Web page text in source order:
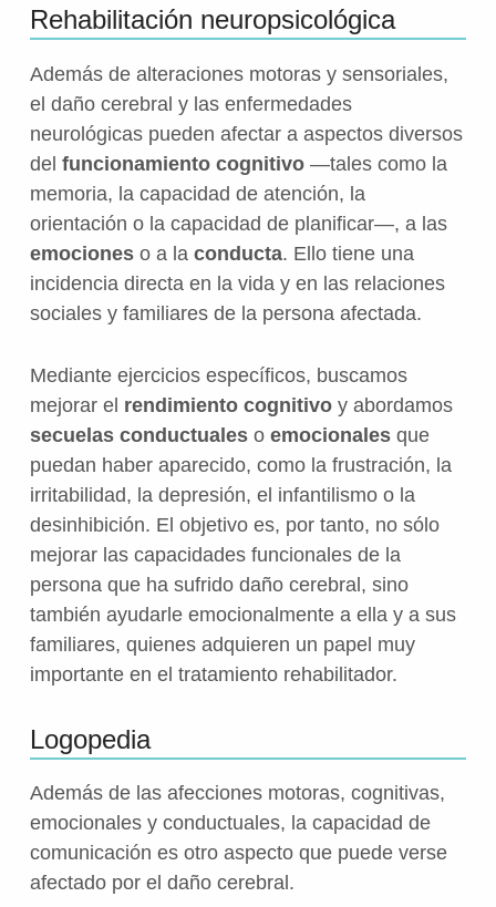
Rehabilitación neuropsicológica
Además de alteraciones motoras y sensoriales,
el daño cerebral y las enfermedades
neurológicas pueden afectar a aspectos diversos
del funcionamiento cognitivo—tales como la
memoria, la capacidad de atención, la
orientación o la capacidad de planificar—, a las
emocioneso a la conducta. Ello tiene una
incidencia directa en la vida y en las relaciones
sociales y familiares de la persona afectada.
Mediante ejercicios específicos, buscamos
mejorar el rendimiento cognitivoy abordamos
secuelas conductualeso emocionalesque
puedan haber aparecido, como la frustración, la
irritabilidad, la depresión, el infantilismo o la
desinhibición. El objetivo es, por tanto, no sólo
mejorar las capacidades funcionales de la
persona que ha sufrido daño cerebral, sino
también ayudarle emocionalmente a ella y a sus
familiares, quienes adquieren un papel muy
importante en el tratamiento rehabilitador.
Logopedia
Además de las afecciones motoras, cognitivas,
emocionales y conductuales, la capacidad de
comunicación es otro aspecto que puede verse
afectado por el daño cerebral.